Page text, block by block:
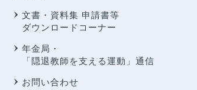
文書・資料集 申請書等
ダウンロードコーナー
年金局・
「隠退教師を支える運動」通信
お問い合わせ